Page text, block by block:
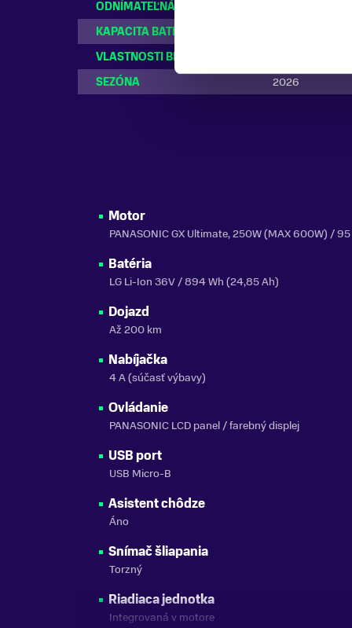
ODNÍMATEĽNÁ BATÉRIA
KAPACITA BATÉRIE
VLASTNOSTI BICYKLA
SEZÓNA
2026
Motor
PANASONIC GX Ultimate, 250W (MAX 600W) /
Batéria
LG Li-Ion 36V / 894 Wh (24,85 Ah)
Dojazd
Až 200 km
Nabíjačka
4 A (súčasť výbavy)
Ovládanie
PANASONIC LCD panel / farebný displej
USB port
USB Micro-B
Asistent chôdze
Áno
Snímač šliapania
Torzný
Riadiaca jednotka
Integrovaná v motore